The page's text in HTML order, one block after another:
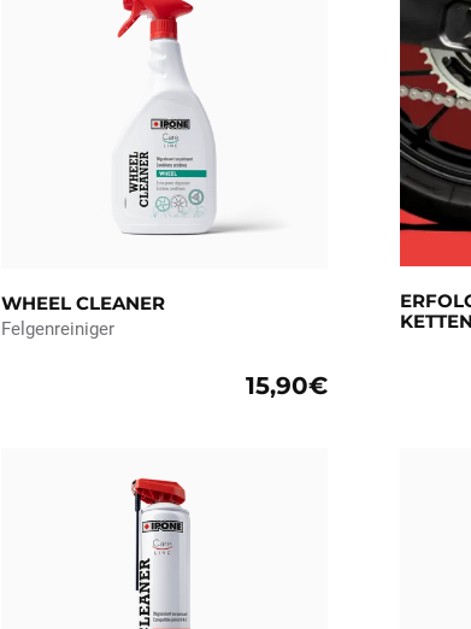
WHEEL CLEANER
Felgenreiniger
15,90€